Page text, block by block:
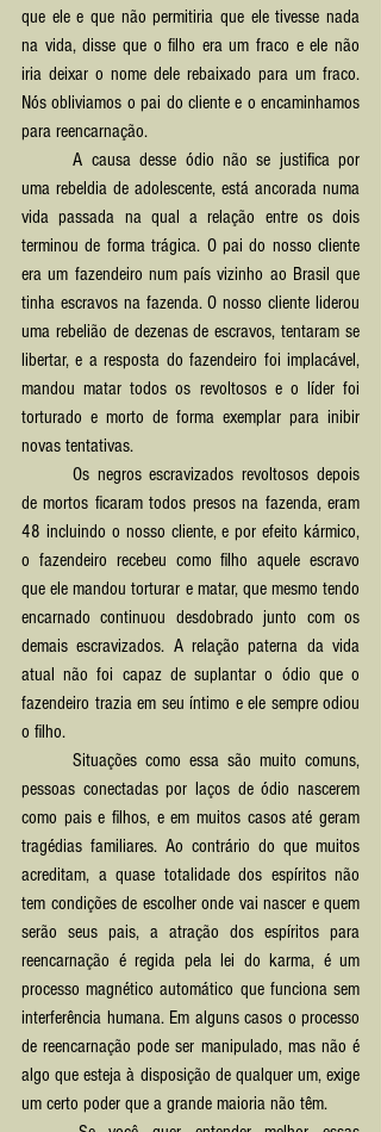
que ele e que não permitiria que ele tivesse nada
na vida, disse que o filho era um fraco e ele não
iria deixar o nome dele rebaixado para um fraco.
Nós obliviamos o pai do cliente e o encaminhamos
para reencarnação.
	A causa desse ódio não se justifica por
uma rebeldia de adolescente, está ancorada numa
vida passada na qual a relação entre os dois
terminou de forma trágica. O pai do nosso cliente
era um fazendeiro num país vizinho ao Brasil que
tinha escravos na fazenda. O nosso cliente liderou
uma rebelião de dezenas de escravos, tentaram se
libertar, e a resposta do fazendeiro foi implacável,
mandou matar todos os revoltosos e o líder foi
torturado e morto de forma exemplar para inibir
novas tentativas.
de mortos ficaram todos presos na fazenda, eram
48 incluindo o nosso cliente, e por efeito kármico,
o fazendeiro recebeu como filho aquele escravo
que ele mandou torturar e matar, que mesmo tendo
encarnado continuou desdobrado junto com os
demais escravizados. A relação paterna da vida
atual não foi capaz de suplantar o ódio que o
fazendeiro trazia em seu íntimo e ele sempre odiou
o filho.
pessoas conectadas por laços de ódio nascerem
como pais e filhos, e em muitos casos até geram
tragédias familiares. Ao contrário do que muitos
acreditam, a quase totalidade dos espíritos não
tem condições de escolher onde vai nascer e quem
serão seus pais, a atração dos espíritos para
reencarnação é regida pela lei do karma, é um
processo magnético automático que funciona sem
interferência humana. Em alguns casos o processo
de reencarnação pode ser manipulado, mas não é
algo que esteja à disposição de qualquer um, exige
um certo poder que a grande maioria não têm.